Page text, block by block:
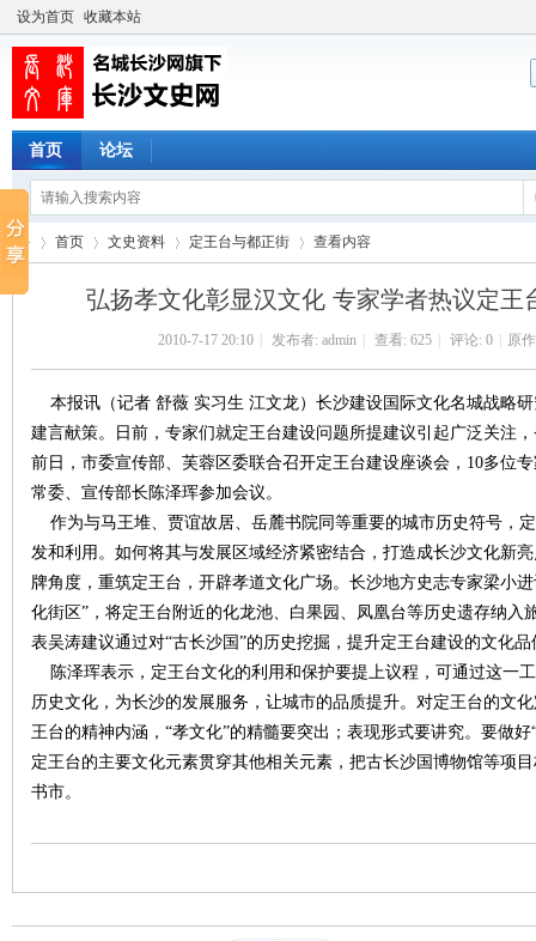
设为首页 收藏本站
首页 论坛
首页 文史资料
›
定王台与都正街
›
查看内容
弘扬孝文化彰显汉文化 专家学者热议定王
2010-7-17 20:10 发布者: admin 查看: 625 评论: 0 原
本报讯（记者 舒薇 实习生 江文龙）长沙建设国际文化名城战略
建言献策。日前，专家们就定王台建设问题所提建议引起广泛关注
前日，市委宣传部、芙蓉区委联合召开定王台建设座谈会，10多位
常委、宣传部长陈泽珲参加会议。
作为与马王堆、贾谊故居、岳麓书院同等重要的城市历史符号，
发和利用。如何将其与发展区域经济紧密结合，打造成长沙文化新
牌角度，重筑定王台，开辟孝道文化广场。长沙地方史志专家梁小
化街区”，将定王台附近的化龙池、白果园、凤凰台等历史遗存纳入
表吴涛建议通过对“古长沙国”的历史挖掘，提升定王台建设的文化
陈泽珲表示，定王台文化的利用和保护要提上议程，可通过这一
历史文化，为长沙的发展服务，让城市的品质提升。对定王台的文
王台的精神内涵，“孝文化”的精髓要突出；表现形式要讲究。要做好
定王台的主要文化元素贯穿其他相关元素，把古长沙国博物馆等项
书市。